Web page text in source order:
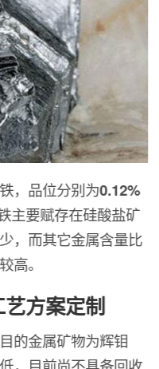
，品位分别为0.12%
主要赋存在硅酸盐矿
，而其它金属含量比
高。
方案定制
的金属矿物为辉钼